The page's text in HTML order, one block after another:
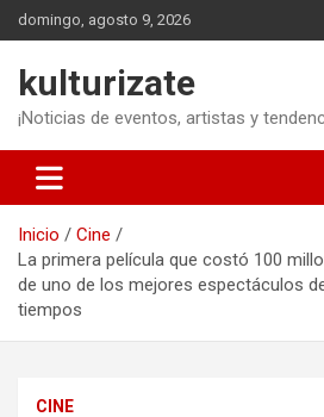
Saltar
al
domingo, agosto 9, 2026
kulturizate
¡Noticias de eventos, artistas y
Inicio
Cine
La primera película que costó 100
de uno de los mejores espectáculos
tiempos
CINE